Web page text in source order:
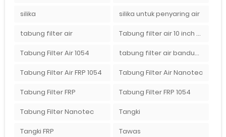
silika silika untuk penyaring air
tabung filter air Tabung filter air 10 inch Agen tabung filter nanotec di bandung"
Tabung Filter Air 1054 tabung filter air bandung
Tabung Filter Air FRP 1054 Tabung Filter Air Nanotec
Tabung Filter FRP Tabung Filter FRP 1054
Tabung Filter Nanotec Tangki
Tangki FRP Tawas